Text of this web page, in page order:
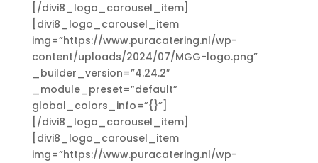
[/divi8_logo_carousel_item]
[divi8_logo_carousel_item
img=”https://www.puracatering.nl/wp-
content/uploads/2024/07/MGG-logo.png”
_builder_version=”4.24.2″
_module_preset=”default”
global_colors_info=”{}”]
[/divi8_logo_carousel_item]
[divi8_logo_carousel_item
img=”https://www.puracatering.nl/wp-